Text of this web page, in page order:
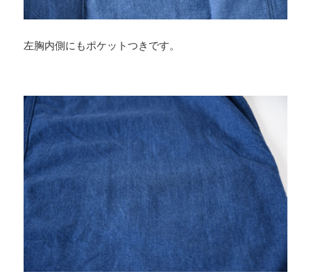
左胸内側にもポケットつきです。